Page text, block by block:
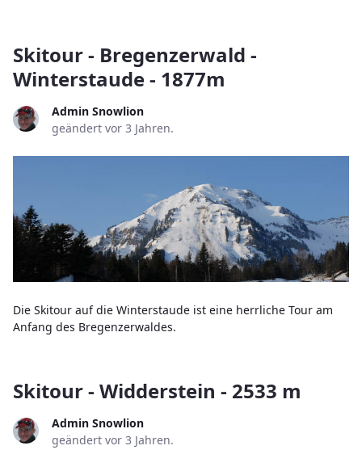
Skitour - Bregenzerwald -
Winterstaude - 1877m
Admin Snowlion
geändert vor 3 Jahren.
Die Skitour auf die Winterstaude ist eine herrliche Tour am
Anfang des Bregenzerwaldes.
Skitour - Widderstein - 2533 m
Admin Snowlion
geändert vor 3 Jahren.